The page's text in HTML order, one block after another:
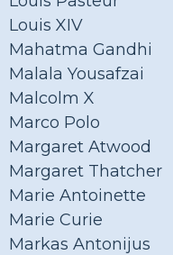
Louis XIV
Mahatma Gandhi
Malala Yousafzai
Malcolm X
Marco Polo
Margaret Atwood
Margaret Thatcher
Marie Antoinette
Marie Curie
Markas Antonijus